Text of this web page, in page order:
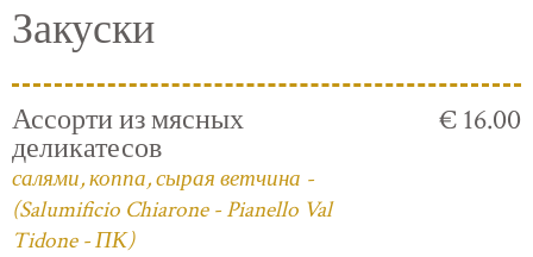
Закуски
Ассорти из мясных
деликатесов
салями, коппа, сырая ветчина -
(Salumificio Chiarone - Pianello Val
Tidone - ПК)
€ 16.00